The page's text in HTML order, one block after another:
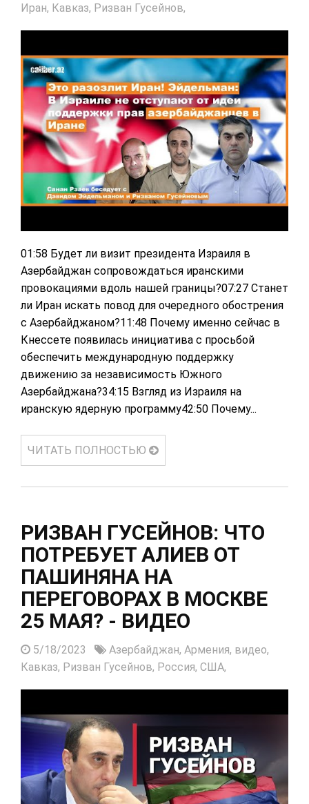
Иран, Кавказ, Ризван Гусейнов,
01:58 Будет ли визит президента Израиля в
Азербайджан сопровождаться иранскими
провокациями вдоль нашей границы?07:27 Станет
ли Иран искать повод для очередного обострения
с Азербайджаном?11:48 Почему именно сейчас в
Кнессете появилась инициатива с просьбой
обеспечить международную поддержку
движению за независимость Южного
Азербайджана?34:15 Взгляд из Израиля на
иранскую ядерную программу42:50 Почему...
ЧИТАТЬ ПОЛНОСТЬЮ
РИЗВАН ГУСЕЙНОВ: ЧТО
ПОТРЕБУЕТ АЛИЕВ ОТ
ПАШИНЯНА НА
ПЕРЕГОВОРАХ В МОСКВЕ
25 МАЯ? - ВИДЕО
5/18/2023 Азербайджан, Армения, видео,
Кавказ, Ризван Гусейнов, Россия, США,